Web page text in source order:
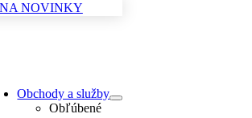
Skip
Obchody a služby
Obľúbené
NOVINKY